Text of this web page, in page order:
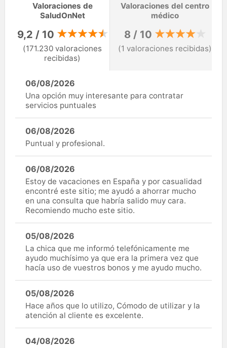
Valoraciones de
SaludOnNet
9,2 / 10
(171.230 valoraciones
recibidas)
Valoraciones del centro
médico
8 / 10
(1 valoraciones recibidas)
06/08/2026
Una opción muy interesante para contratar
servicios puntuales
06/08/2026
Puntual y profesional.
06/08/2026
Estoy de vacaciones en España y por casualidad
encontré este sitio; me ayudó a ahorrar mucho
en una consulta que habría salido muy cara.
Recomiendo mucho este sitio.
05/08/2026
La chica que me informó telefónicamente me
ayudo muchísimo ya que era la primera vez que
hacía uso de vuestros bonos y me ayudo mucho.
05/08/2026
Hace años que lo utilizo, Cómodo de utilizar y la
atención al cliente es excelente.
04/08/2026